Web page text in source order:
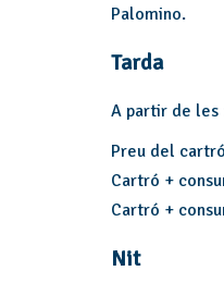
Palomino.
Tarda
A partir de les
Preu del
Cartró +
Cartró +
Nit